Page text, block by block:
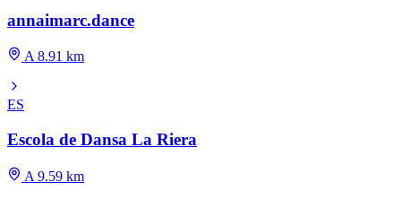
annaimarc.dance
A 8.91 km
ES
Escola de Dansa La Riera
A 9.59 km